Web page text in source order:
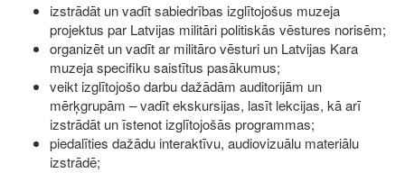
izstrādāt un vadīt sabiedrības izglītojošus muzeja
projektus par Latvijas militāri politiskās vēstures norisēm;
organizēt un vadīt ar militāro vēsturi un Latvijas Kara
muzeja specifiku saistītus pasākumus;
veikt izglītojošo darbu dažādām auditorijām un
mērķgrupām – vadīt ekskursijas, lasīt lekcijas, kā arī
izstrādāt un īstenot izglītojošās programmas;
piedalīties dažādu interaktīvu, audiovizuālu materiālu
izstrādē;